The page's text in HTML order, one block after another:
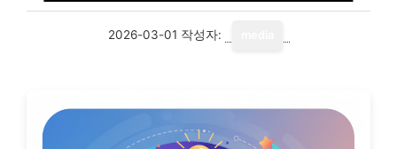
2026-03-01 작성자: